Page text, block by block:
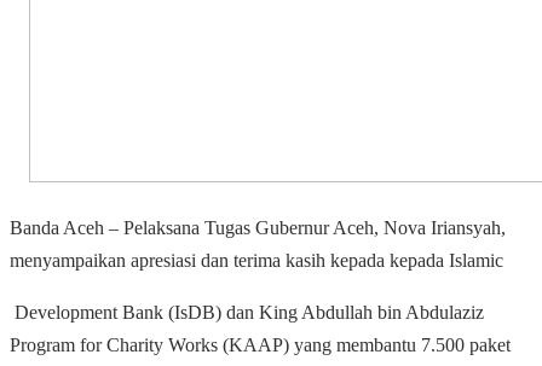
Banda Aceh – Pelaksana Tugas Gubernur Aceh, Nova Iriansyah,
menyampaikan apresiasi dan terima kasih kepada kepada Islamic
Development Bank (IsDB) dan King Abdullah bin Abdulaziz
Program for Charity Works (KAAP) yang membantu 7.500 paket